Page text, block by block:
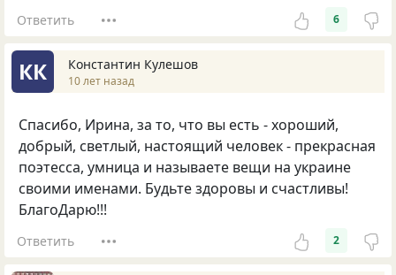
Ответить 6
КК Константин Кулешов
10 лет назад
Спасибо, Ирина, за то, что вы есть - хороший,
добрый, светлый, настоящий человек - прекрасная
поэтесса, умница и называете вещи на украине
своими именами. Будьте здоровы и счастливы!
БлагоДарю!!!
Ответить 2